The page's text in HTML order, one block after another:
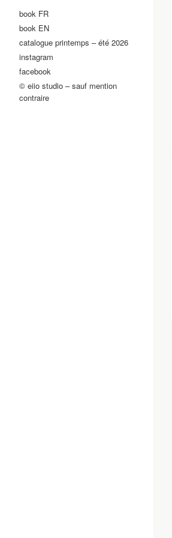
book FR
book EN
catalogue printemps – été 2026
instagram
facebook
© eiio studio – sauf mention
contraire